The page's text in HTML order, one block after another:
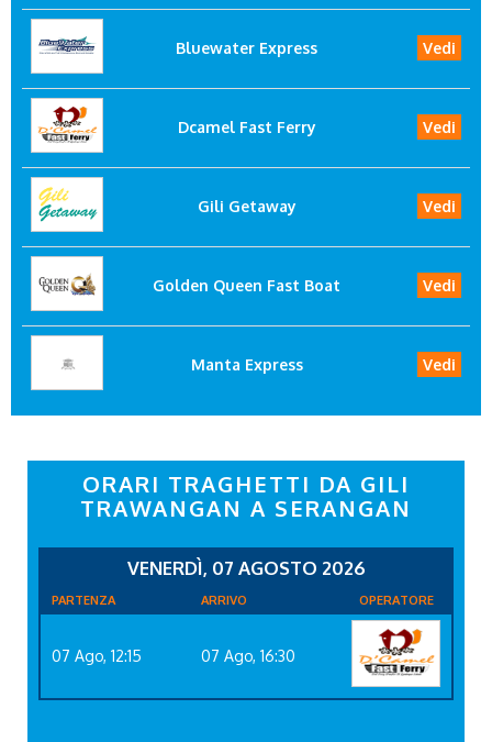
Bluewater Express Vedi
Dcamel Fast Ferry Vedi
Gili Getaway Vedi
Golden Queen Fast Boat Vedi
Manta Express Vedi
ORARI TRAGHETTI DA GILI
TRAWANGAN A SERANGAN
VENERDÌ, 07 AGOSTO 2026
PARTENZA ARRIVO OPERATORE
07 Ago, 12:15 07 Ago, 16:30